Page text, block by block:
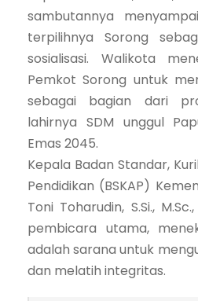
sambutannya
terpilihnya Sorong
sosialisasi. Walikota
Pemkot Sorong untuk
sebagai bagian dari
lahirnya SDM unggul
Emas 2045.
Kepala Badan Standar,
Pendidikan (BSKAP)
Toni Toharudin, S.Si.,
pembicara utama,
adalah sarana untuk
dan melatih integritas.